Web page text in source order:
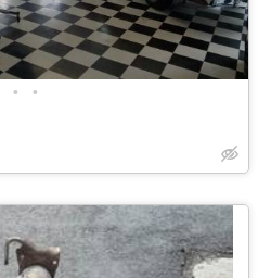
• •